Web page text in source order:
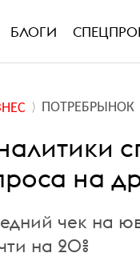
БЛОГИ
ПОТРЕБРЫНОК
на
чек на
на 20%